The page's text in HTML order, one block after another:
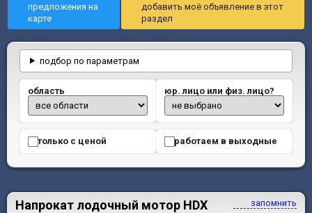
предложения на
карте
добавить моё объявление в этот
раздел
подбор по параметрам
область юр. лицо или физ. лицо?
только с ценой работаем в выходные
запомнить
Напрокат лодочный мотор HDX